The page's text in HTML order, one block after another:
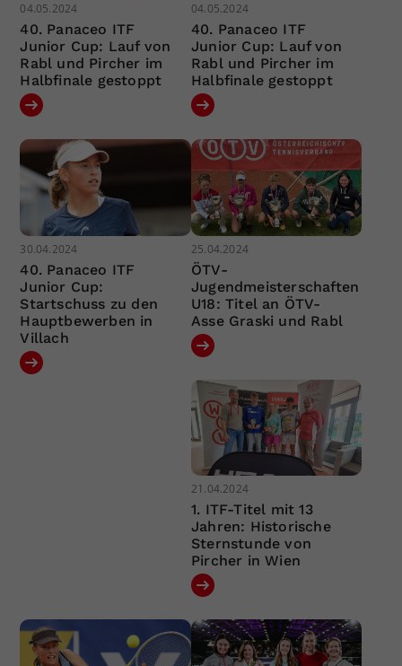
04.05.2024
40. Panaceo ITF
Junior Cup: Lauf von
Rabl und Pircher im
Halbfinale gestoppt
04.05.2024
40. Panaceo ITF
Junior Cup: Lauf von
Rabl und Pircher im
Halbfinale gestoppt
30.04.2024
40. Panaceo ITF
Junior Cup:
Startschuss zu den
Hauptbewerben in
Villach
25.04.2024
ÖTV-
Jugendmeisterschaften
U18: Titel an ÖTV-
Asse Graski und Rabl
21.04.2024
1. ITF-Titel mit 13
Jahren: Historische
Sternstunde von
Pircher in Wien